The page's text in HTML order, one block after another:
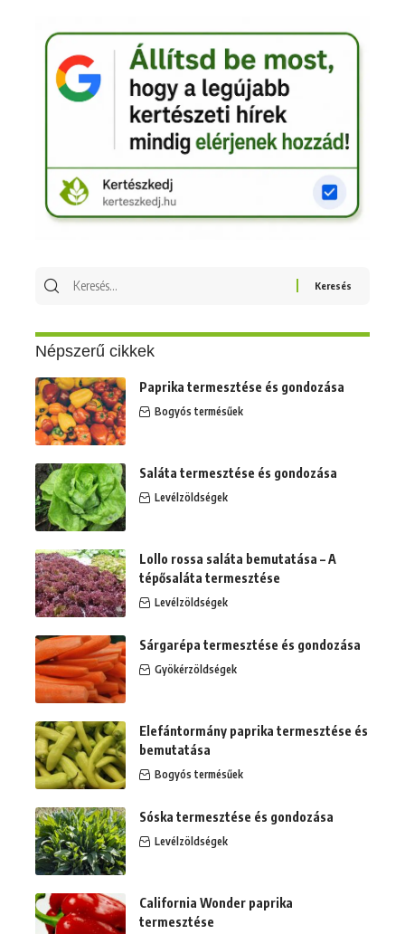
Keresés
Népszerű cikkek
Paprika termesztése és gondozása
Bogyós termésűek
Saláta termesztése és gondozása
Levélzöldségek
Lollo rossa saláta bemutatása – A
tépősaláta termesztése
Levélzöldségek
Sárgarépa termesztése és gondozása
Gyökérzöldségek
Elefántormány paprika termesztése és
bemutatása
Bogyós termésűek
Sóska termesztése és gondozása
Levélzöldségek
California Wonder paprika
termesztése